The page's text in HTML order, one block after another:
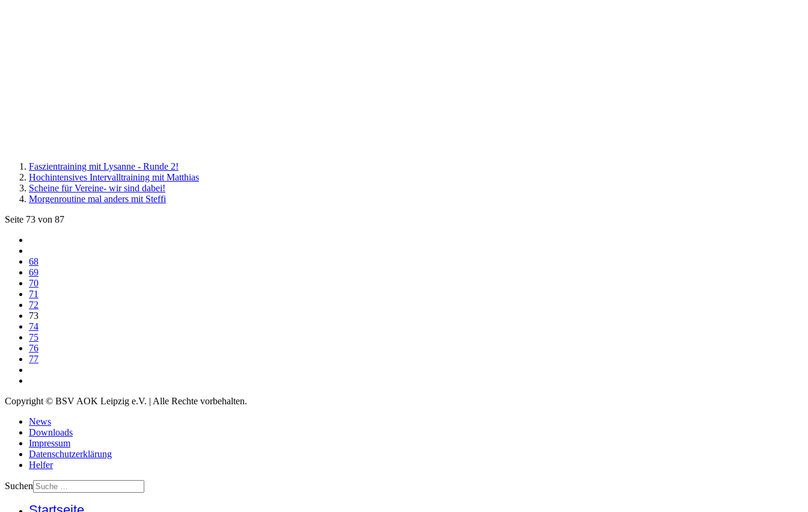
Faszientraining mit Lysanne - Runde 2!
Hochintensives Intervalltraining mit Matthias
Scheine für Vereine- wir sind dabei!
Morgenroutine mal anders mit Steffi
Seite 73 von 87
68
69
70
71
72
73
74
75
76
77
Copyright © BSV AOK Leipzig e.V. | Alle Rechte vorbehalten.
News
Downloads
Impressum
Datenschutzerklärung
Helfer
Suchen